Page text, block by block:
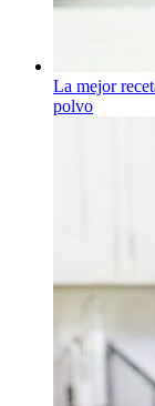
La mejor
polvo